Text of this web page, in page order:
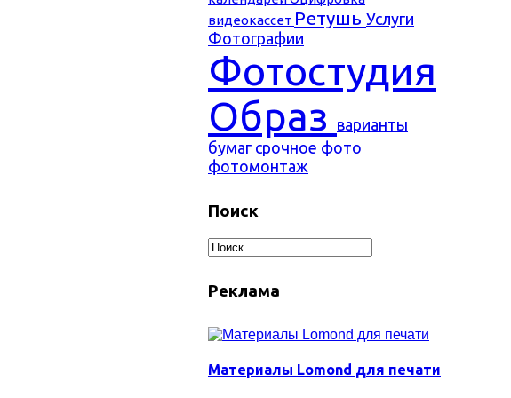
видеокассет Ретушь Услуги
Фотографии
Фотостудия
Образ
варианты
бумаг срочное фото
фотомонтаж
Поиск
Реклама
Материалы Lomond для печати